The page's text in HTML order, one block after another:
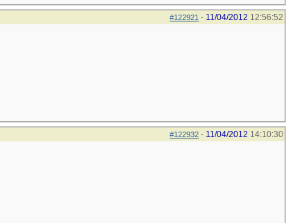
#122921 - 11/04/2012 12:56:52
#122932 - 11/04/2012 14:10:30